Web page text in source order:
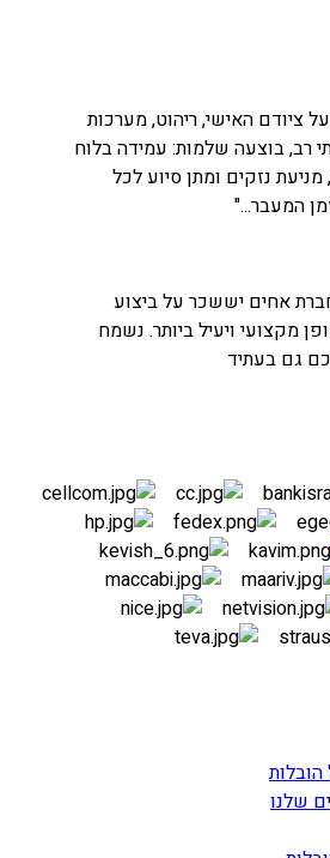
ציודם האישי, ריהוט, מערכות
רב, בוצעה שלמות: עמידה בלוח
מניעת נזקים ומתן סיוע לכל
המעבר..."
אחים יששכר על ביצוע
מקצועי ויעיל ביותר. נשמח
גם בעתיד
שלנו